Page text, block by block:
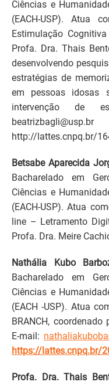
Ciências e
(EACH-USP). Atua
Estimulação
Profa. Dra. Thais
desenvolvendo
estratégias de
em pessoas idosas
intervenção de
http://lattes.cnpq.br/
Betsabe Aparecida
Bacharelado em
Ciências e
(EACH-USP). Atua
line – Letramento
Profa. Dra. Meire
Nathália Kubo
Bacharelado em
Ciências e
(EACH -USP). Atua
BRANCH,
E-mail:
https://lattes.cnpq.br/
Profa. Dra. Thais